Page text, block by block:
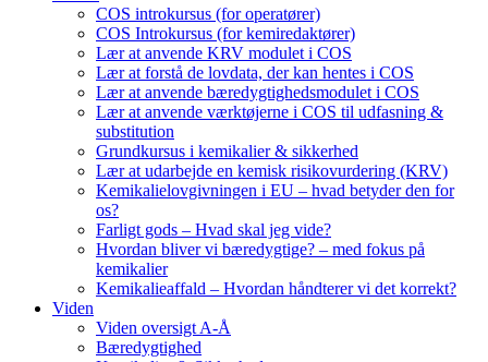
COS introkursus (for operatører)
COS Introkursus (for kemiredaktører)
Lær at anvende KRV modulet i COS
Lær at forstå de lovdata, der kan hentes i COS
Lær at anvende bæredygtighedsmodulet i COS
Lær at anvende værktøjerne i COS til udfasning &
substitution
Grundkursus i kemikalier & sikkerhed
Lær at udarbejde en kemisk risikovurdering (KRV)
Kemikalielovgivningen i EU – hvad betyder den for
os?
Farligt gods – Hvad skal jeg vide?
Hvordan bliver vi bæredygtige? – med fokus på
kemikalier
Kemikalieaffald – Hvordan håndterer vi det korrekt?
Viden
Viden oversigt A-Å
Bæredygtighed